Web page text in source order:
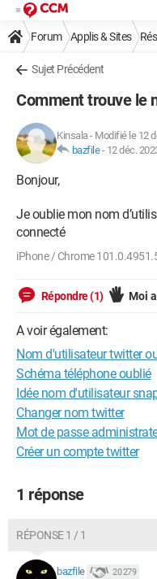
Forum Applis & Sites
Sujet Précédent
Comment trouve le
Kinsala- Modifié le 12
bazfile- 12 déc.
Bonjour,
Je oublie mon nom
connecté
iPhone / Chrome
Répondre (1) Moi
A voir également:
Nom d'utilisateur twitter
Schéma téléphone oublié
Idée nom d'utilisateur
Changer nom twitter
Mot de passe
Créer un compte twitter
1 réponse
RÉPONSE 1 / 1
bazfile 20 279